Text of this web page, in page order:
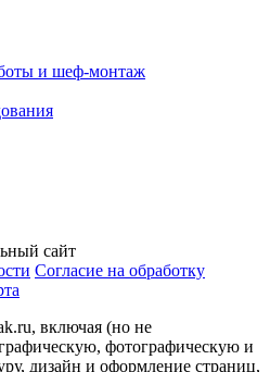
и шеф-монтаж
сайт
Согласие на обработку
включая (но не
фотографическую и
дизайн и оформление страниц,